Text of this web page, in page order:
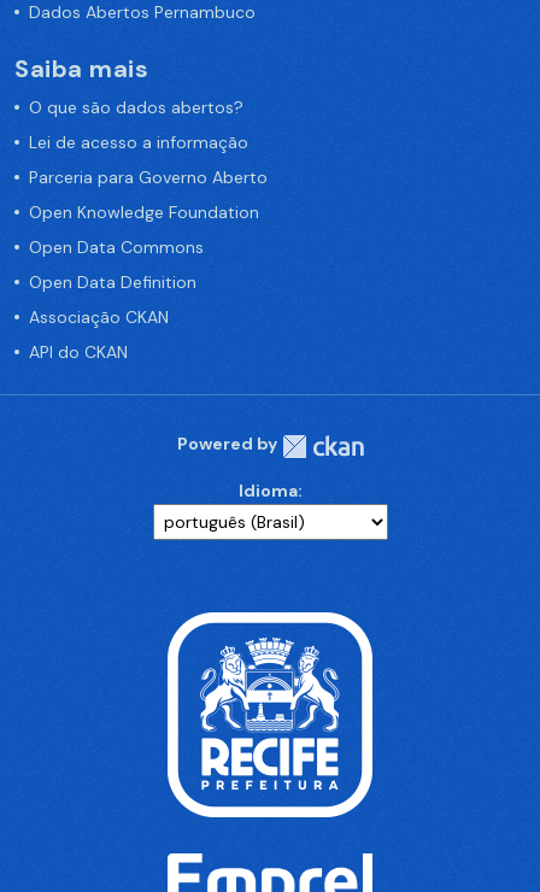
Dados Abertos Pernambuco
Saiba mais
O que são dados abertos?
Lei de acesso a informação
Parceria para Governo Aberto
Open Knowledge Foundation
Open Data Commons
Open Data Definition
Associação CKAN
API do CKAN
Powered by
Idioma